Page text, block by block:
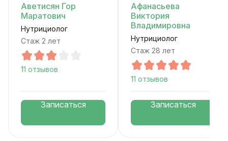
Аветисян Гор
Маратович
Нутрициолог
Стаж 2 лет
11 отзывов
Записаться
Афанасьева
Виктория
Владимировна
Нутрициолог
Стаж 28 лет
11 отзывов
Записаться